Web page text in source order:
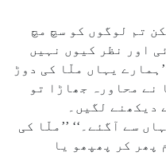
تم لوگوں کو سچ مچ
اور نظر کیوں نہیں
یہاں ملّا کی دوڑ
نے محاورہ جھاڑا تو
دیکھنے لگیں۔
سے آگئے۔‘‘ ’’ملّا کی
پھر کر پھپھو یا